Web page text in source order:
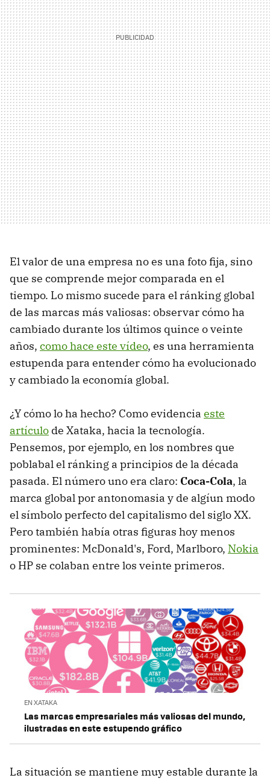
El valor de una empresa no es una foto fija, sino
que se comprende mejor comparada en el
tiempo. Lo mismo sucede para el ránking global
de las marcas más valiosas: observar cómo ha
cambiado durante los últimos quince o veinte
años, como hace este vídeo, es una herramienta
estupenda para entender cómo ha evolucionado
y cambiado la economía global.
¿Y cómo lo ha hecho? Como evidencia este
artículo de Xataka, hacia la tecnología.
Pensemos, por ejemplo, en los nombres que
poblabal el ránking a principios de la década
pasada. El número uno era claro: Coca-Cola, la
marca global por antonomasia y de algíun modo
el símbolo perfecto del capitalismo del siglo XX.
Pero también había otras figuras hoy menos
prominentes: McDonald's, Ford, Marlboro, Nokia
o HP se colaban entre los veinte primeros.
EN XATAKA
Las marcas empresariales más valiosas del mundo,
ilustradas en este estupendo gráfico
La situación se mantiene muy estable durante la